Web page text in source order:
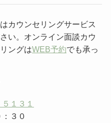
カウンセリングサービス
い。オンライン面談カウ
ングはWEB予約でも承っ
１３１
３０